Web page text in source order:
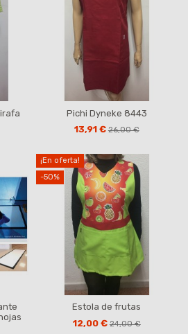
Pichi Dyneke 8443
13,91 € 26,00 €
¡En oferta!
-50%
Estola de frutas
12,00 € 24,00 €